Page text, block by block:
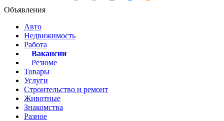
Объявления
Авто
Недвижимость
Работа
Вакансии
Резюме
Товары
Услуги
Строительство и ремонт
Животные
Знакомства
Разное